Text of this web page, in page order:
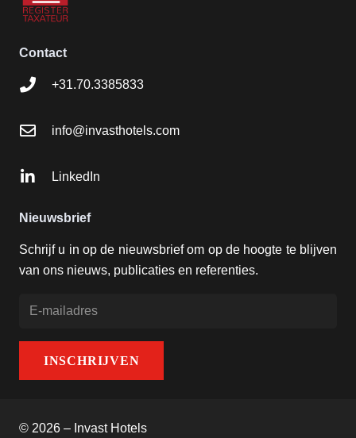
Contact
+31.70.3385833
info@invasthotels.com
LinkedIn
Nieuwsbrief
Schrijf u in op de nieuwsbrief om op de hoogte te blijven
van ons nieuws, publicaties en referenties.
© 2026 – Invast Hotels